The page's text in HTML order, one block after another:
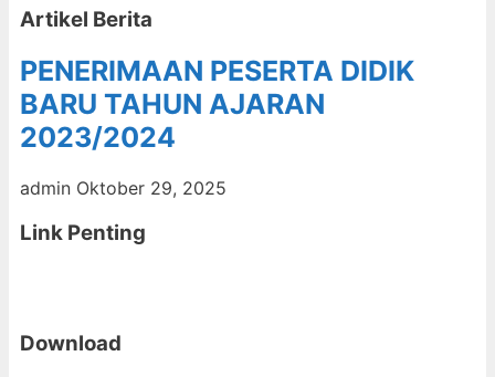
Artikel Berita
PENERIMAAN PESERTA DIDIK
BARU TAHUN AJARAN
2023/2024
admin Oktober 29, 2025
Link Penting
Download